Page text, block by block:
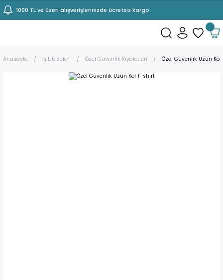
1000 TL ve üzeri alışverişlerinizde ücretsiz kargo
Anasayfa İş Elbiseleri Özel Güvenlik Kıyafetleri Özel Güvenlik Uzun